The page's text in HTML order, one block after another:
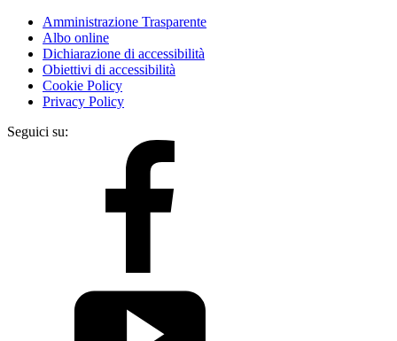
Amministrazione Trasparente
Albo online
Dichiarazione di accessibilità
Obiettivi di accessibilità
Cookie Policy
Privacy Policy
Seguici su: